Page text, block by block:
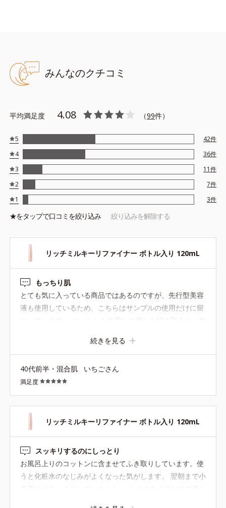
湿成分
●固くなった角層を柔らかくする成分※4
※3 ポリHEMAグルコシド ※4 トリエチルヘキサノイン
※アレルギーテスト済＝全ての方にアレルギーが起こらないという
ことではありません。
みんなのクチコミ
平均満足度 4.08 （99件）
5 42件
4
36件
3
11件
2
7件
1
3件
★をタップで口コミを絞り込み 絞り込みを解除する
リッチミルキーリファイナー ボトル入り 120mL
もっちり肌
とても気に入っている商品ではあるのですが、先行型美容
液も使用しているため、こちらはサンプルの使用だけに留
の入りも良くなります。
続きを見る
40代前半・混合肌 いちごさん
満足度
リッチミルキーリファイナー ボトル入り 120mL
スッキリするのにしっとり
お風呂上りのコットンに含ませてふき取りしています。使
うと化粧水のなじみがよくなった気がします。 翌朝まで小